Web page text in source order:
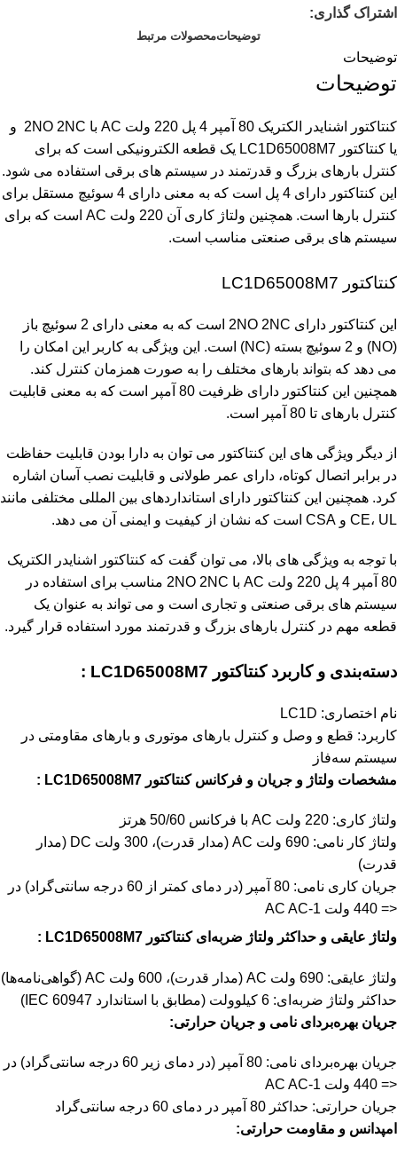
اشتراک گذاری:
توضیحاتمحصولات مرتبط
توضیحات
توضیحات
کنتاکتور اشنایدر الکتریک 80 آمپر 4 پل 220 ولت AC با 2NO 2NC و
یا کنتاکتور LC1D65008M7 یک قطعه الکترونیکی است که برای
کنترل بارهای بزرگ و قدرتمند در سیستم های برقی استفاده می شود.
این کنتاکتور دارای 4 پل است که به معنی دارای 4 سوئیچ مستقل برای
کنترل بارها است. همچنین ولتاژ کاری آن 220 ولت AC است که برای
سیستم های برقی صنعتی مناسب است.
کنتاکتور LC1D65008M7
این کنتاکتور دارای 2NO 2NC است که به معنی دارای 2 سوئیچ باز
(NO) و 2 سوئیچ بسته (NC) است. این ویژگی به کاربر این امکان را
می دهد که بتواند بارهای مختلف را به صورت همزمان کنترل کند.
همچنین این کنتاکتور دارای ظرفیت 80 آمپر است که به معنی قابلیت
کنترل بارهای تا 80 آمپر است.
از دیگر ویژگی های این کنتاکتور می توان به دارا بودن قابلیت حفاظت
در برابر اتصال کوتاه، دارای عمر طولانی و قابلیت نصب آسان اشاره
کرد. همچنین این کنتاکتور دارای استانداردهای بین المللی مختلفی مانند
CE، UL و CSA است که نشان از کیفیت و ایمنی آن می دهد.
با توجه به ویژگی های بالا، می توان گفت که کنتاکتور اشنایدر الکتریک
80 آمپر 4 پل 220 ولت AC با 2NO 2NC مناسب برای استفاده در
سیستم های برقی صنعتی و تجاری است و می تواند به عنوان یک
قطعه مهم در کنترل بارهای بزرگ و قدرتمند مورد استفاده قرار گیرد.
دسته‌بندی و کاربرد کنتاکتور LC1D65008M7 :
نام اختصاری: LC1D
کاربرد: قطع و وصل و کنترل بارهای موتوری و بارهای مقاومتی در
سیستم سه‌فاز
مشخصات ولتاژ و جریان و فرکانس کنتاکتور LC1D65008M7 :
ولتاژ کاری: 220 ولت AC با فرکانس 50/60 هرتز
ولتاژ کار نامی: 690 ولت AC (مدار قدرت)، 300 ولت DC (مدار
قدرت)
جریان کاری نامی: 80 آمپر (در دمای کمتر از 60 درجه سانتی‌گراد) در
<= 440 ولت AC AC-1
ولتاژ عایقی و حداکثر ولتاژ ضربه‌ای کنتاکتور LC1D65008M7 :
ولتاژ عایقی: 690 ولت AC (مدار قدرت)، 600 ولت AC (گواهی‌نامه‌ها)
حداکثر ولتاژ ضربه‌ای: 6 کیلوولت (مطابق با استاندارد IEC 60947)
جریان بهره‌بردای نامی و جریان حرارتی:
جریان بهره‌بردای نامی: 80 آمپر (در دمای زیر 60 درجه سانتی‌گراد) در
<= 440 ولت AC AC-1
جریان حرارتی: حداکثر 80 آمپر در دمای 60 درجه سانتی‌گراد
امپدانس و مقاومت حرارتی: